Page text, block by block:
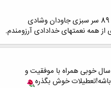
درشکفتن جشن نوروز برایت در سال 89 سر سبزی جاودان وشادی
از همه نعمتهای خدادادی آرزومندم.
خوبی همراه با موفقیت و
خوش بگذره